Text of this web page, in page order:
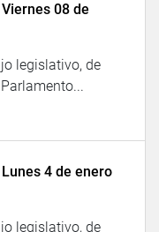
08 de
legislativo, de
4 de enero
legislativo, de